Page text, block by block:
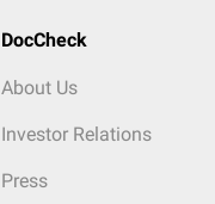
DocCheck
About Us
Investor Relations
Press